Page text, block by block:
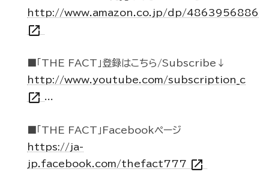
http://www.amazon.co.jp/dp/4863956886
open_in_new
■「THE FACT」登録はこちら/Subscribe↓
http://www.youtube.com/subscription_c
open_in_new ...
■「THE FACT」Facebookページ
https://ja-
jp.facebook.com/thefact777 open_in_new